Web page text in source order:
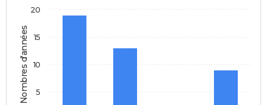
Nombres d'années 5
10
15
20